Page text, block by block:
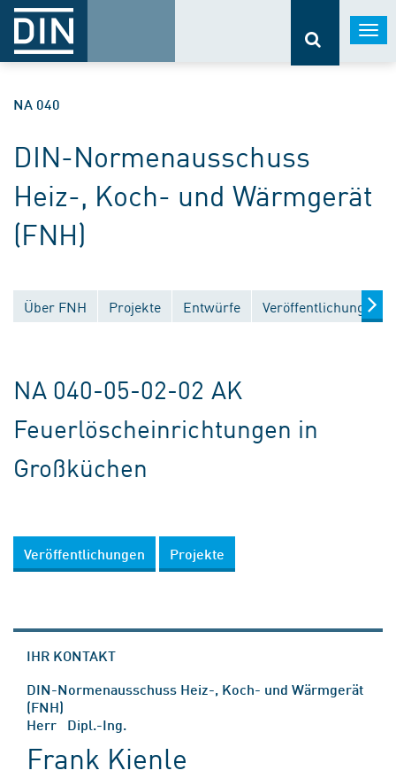
NA 040
DIN-Normenausschuss
Heiz-, Koch- und Wärmgerät
(FNH)
Über FNH Projekte Entwürfe Veröffentlichungen
NA 040-05-02-02 AK
Feuerlöscheinrichtungen in
Großküchen
Veröffentlichungen Projekte
IHR KONTAKT
DIN-Normenausschuss Heiz-, Koch- und Wärmgerät
(FNH)
Herr Dipl.-Ing.
Frank Kienle